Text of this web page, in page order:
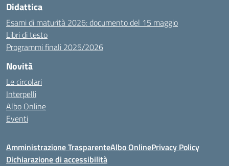
Didattica
Esami di maturità 2026: documento del 15 maggio
Libri di testo
Programmi finali 2025/2026
Novità
Le circolari
Interpelli
Albo Online
Eventi
Amministrazione TrasparenteAlbo OnlinePrivacy Policy
Dichiarazione di accessibilità